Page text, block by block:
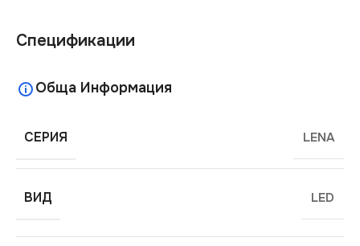
Спецификации
Обща Информация
СЕРИЯ LENA
ВИД LED